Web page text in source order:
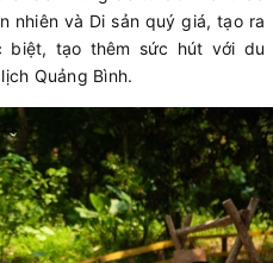
nhiên và Di sản quý giá, tạo ra
biệt, tạo thêm sức hút với du
Quảng Bình.